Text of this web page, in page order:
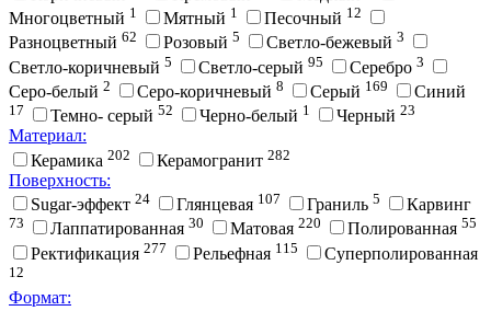
Многоцветный 1 Мятный 1 Песочный 12
Разноцветный 62 Розовый 5 Светло-бежевый 3
Светло-коричневый 5 Светло-серый 95 Серебро 3
Серо-белый 2 Серо-коричневый 8 Серый 169 Синий
17 Темно- серый 52 Черно-белый 1 Черный 23
Материал:
Керамика 202 Керамогранит 282
Поверхность:
Sugar-эффект 24 Глянцевая 107 Граниль 5 Карвинг
73 Лаппатированная 30 Матовая 220 Полированная 55
Ректификация 277 Рельефная 115 Суперполированная
12
Формат: